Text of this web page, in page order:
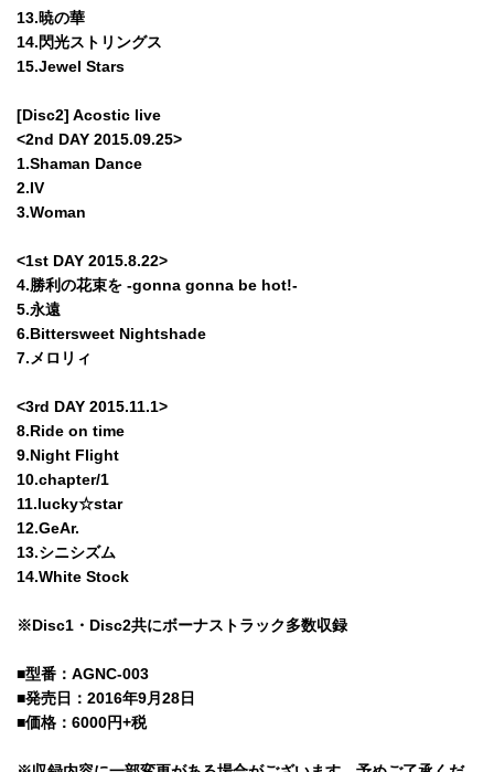
13.暁の華
14.閃光ストリングス
15.Jewel Stars
[Disc2] Acostic live
<2nd DAY 2015.09.25>
1.Shaman Dance
2.IV
3.Woman
<1st DAY 2015.8.22>
4.勝利の花束を -gonna gonna be hot!-
5.永遠
6.Bittersweet Nightshade
7.メロリィ
<3rd DAY 2015.11.1>
8.Ride on time
9.Night Flight
10.chapter/1
11.lucky☆star
12.GeAr.
13.シニシズム
14.White Stock
※Disc1・Disc2共にボーナストラック多数収録
■型番：AGNC-003
■発売日：2016年9月28日
■価格：6000円+税